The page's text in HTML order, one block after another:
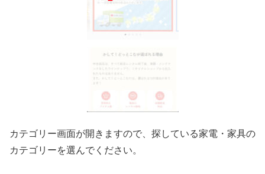
カテゴリー画面が開きますので、探している家電・家具の
カテゴリーを選んでください。